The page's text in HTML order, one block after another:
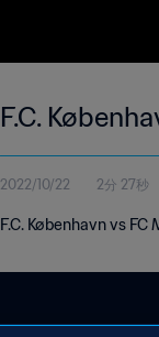
F.C.
2022/10/22 2分 27秒
F.C. København vs